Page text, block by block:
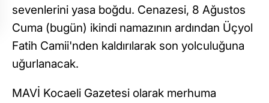
sevenlerini yasa boğdu. Cenazesi, 8 Ağustos
Cuma (bugün) ikindi namazının ardından Üçyol
Fatih Camii'nden kaldırılarak son yolculuğuna
uğurlanacak.
MAVİ Kocaeli Gazetesi olarak merhuma